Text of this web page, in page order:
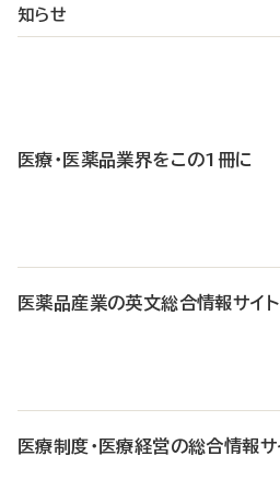
知らせ
医療・医薬品業界をこの1冊に
医薬品産業の英文総合情報サイト
医療制度・医療経営の総合情報サ